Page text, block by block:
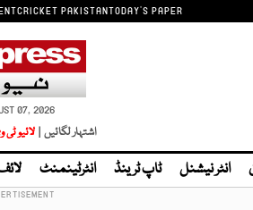
CRICKET PAKISTANTODAY'S PAPER
07, 2026
اشتہار لگائیں | لائیو ٹی
انٹر نیشنل ٹاپ ٹرینڈ انٹرٹینمنٹ